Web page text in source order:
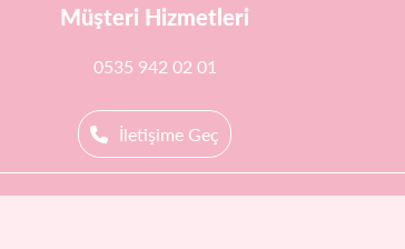
Müşteri Hizmetleri
0535 942 02 01
İletişime Geç